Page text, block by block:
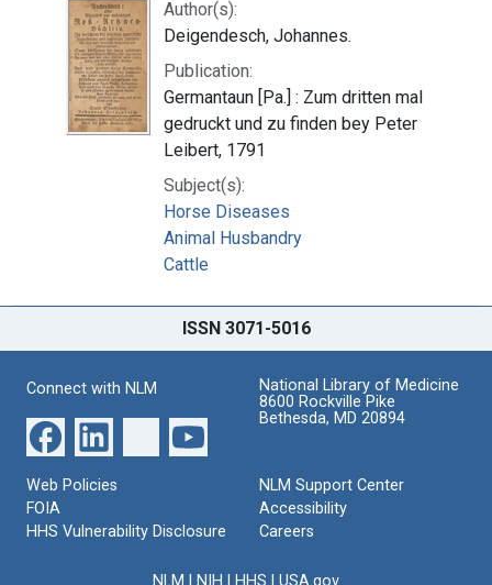
Author(s):
Deigendesch, Johannes.
Publication:
Germantaun [Pa.] : Zum dritten mal
gedruckt und zu finden bey Peter
Leibert, 1791
Subject(s):
Horse Diseases
Animal Husbandry
Cattle
ISSN 3071-5016
Connect with NLM
National Library of Medicine
8600 Rockville Pike
Bethesda, MD 20894
Web Policies
FOIA
HHS Vulnerability Disclosure
NLM Support Center
Accessibility
Careers
NLM NIH HHS USA.gov